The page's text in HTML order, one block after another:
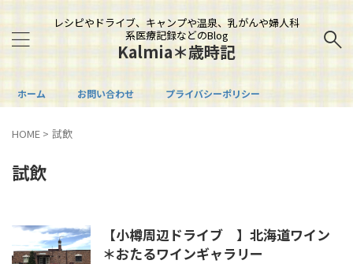
レシピやドライブ、キャンプや温泉、乳がんや婦人科
系医療記録などのBlog
Kalmia＊歳時記
ホーム お問い合わせ プライバシーポリシー
HOME > 試飲
試飲
【小樽周辺ドライブ 】北海道ワイン
＊おたるワインギャラリー